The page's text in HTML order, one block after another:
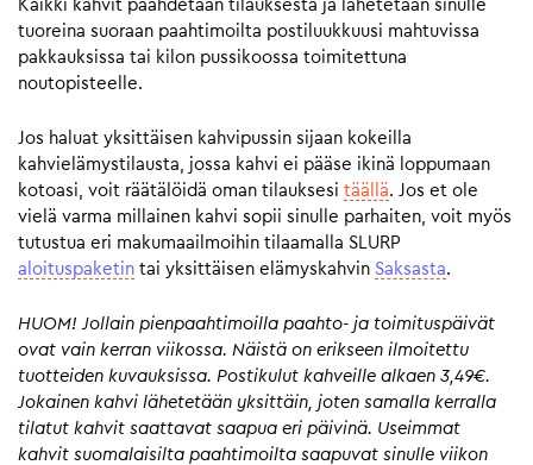
Kaikki kahvit paahdetaan tilauksesta ja lähetetään sinulle
tuoreina suoraan paahtimoilta postiluukkuusi mahtuvissa
pakkauksissa tai kilon pussikoossa toimitettuna
noutopisteelle.
Jos haluat yksittäisen kahvipussin sijaan kokeilla
kahvielämystilausta, jossa kahvi ei pääse ikinä loppumaan
kotoasi, voit räätälöidä oman tilauksesi täällä. Jos et ole
vielä varma millainen kahvi sopii sinulle parhaiten, voit myös
tutustua eri makumaailmoihin tilaamalla SLURP
aloituspaketin tai yksittäisen elämyskahvin Saksasta.
HUOM! Jollain pienpaahtimoilla paahto- ja toimituspäivät
ovat vain kerran viikossa. Näistä on erikseen ilmoitettu
tuotteiden kuvauksissa. Postikulut kahveille alkaen 3,49€.
Jokainen kahvi lähetetään yksittäin, joten samalla kerralla
tilatut kahvit saattavat saapua eri päivinä. Useimmat
kahvit suomalaisilta paahtimoilta saapuvat sinulle viikon